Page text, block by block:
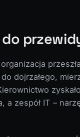
do
dojrzałego,
a zespół IT –